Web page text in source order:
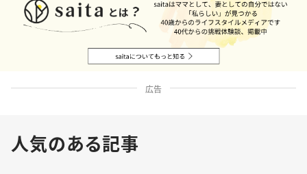
広告
人気のある記事